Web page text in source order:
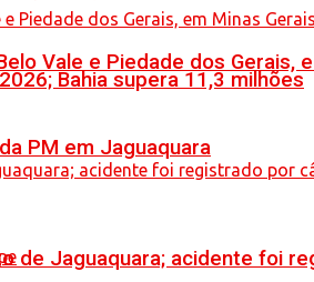
Bahia supera 11,3 milhões
de Jaguaquara; acidente foi
Vale e Piedade dos Gerais,
PM em Jaguaquara